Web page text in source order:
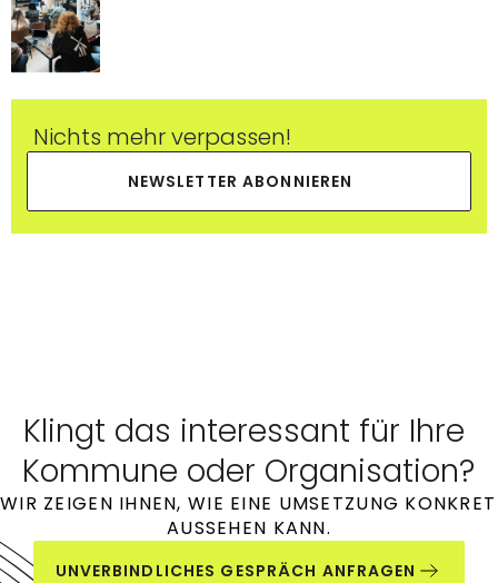
Nichts mehr verpassen!
NEWSLETTER ABONNIEREN
Klingt das interessant für Ihre
Kommune oder Organisation?
WIR ZEIGEN IHNEN, WIE EINE UMSETZUNG KONKRET
AUSSEHEN KANN.
UNVERBINDLICHES GESPRÄCH ANFRAGEN